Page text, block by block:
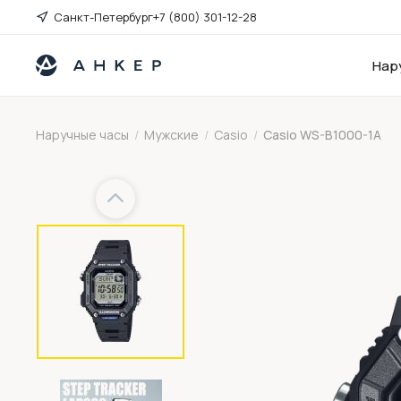
Санкт-Петербург+7 (800) 301-12-28
Наручные часы / Мужские / Casio / Casio WS-B1000-1A
Previous